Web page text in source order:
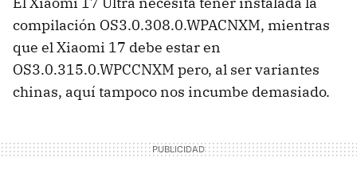
compilación OS3.0.308.0.WPACNXM, mientras
que el Xiaomi 17 debe estar en
OS3.0.315.0.WPCCNXM pero, al ser variantes
chinas, aquí tampoco nos incumbe demasiado.